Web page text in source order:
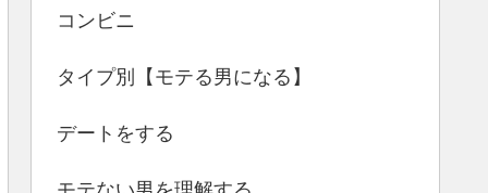
コンビニ
タイプ別【モテる男になる】
デートをする